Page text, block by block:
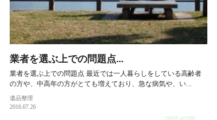
業者を選ぶ上での問題点...
業者を選ぶ上での問題点 最近では一人暮らしをしている高齢者
の方や、中高年の方がとても増えており、急な病気や、い...
遺品整理
2016.07.26